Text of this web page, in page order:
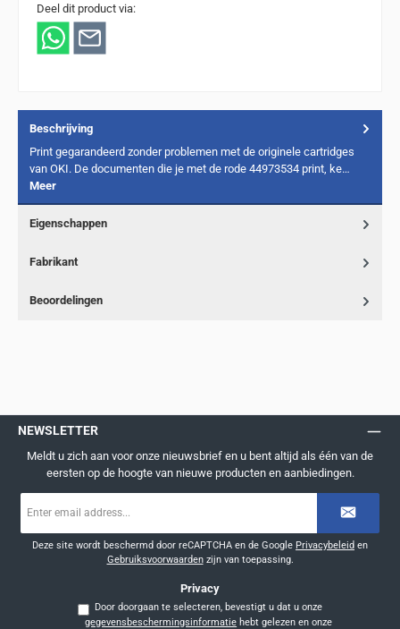
Deel dit product via:
Beschrijving
Print gegarandeerd zonder problemen met de originele cartridges
van OKI. De documenten die je met de rode 44973534 print, ke…
Meer
Eigenschappen
Fabrikant
Beoordelingen
NEWSLETTER
Meldt u zich aan voor onze nieuwsbrief en u bent altijd als één van de
eersten op de hoogte van nieuwe producten en aanbiedingen.
mailadres
Deze site wordt beschermd door reCAPTCHA en de Google Privacybeleid en
Gebruiksvoorwaardenzijn van toepassing.
Privacy
Door doorgaan te selecteren, bevestigt u dat u onze
gegevensbeschermingsinformatie